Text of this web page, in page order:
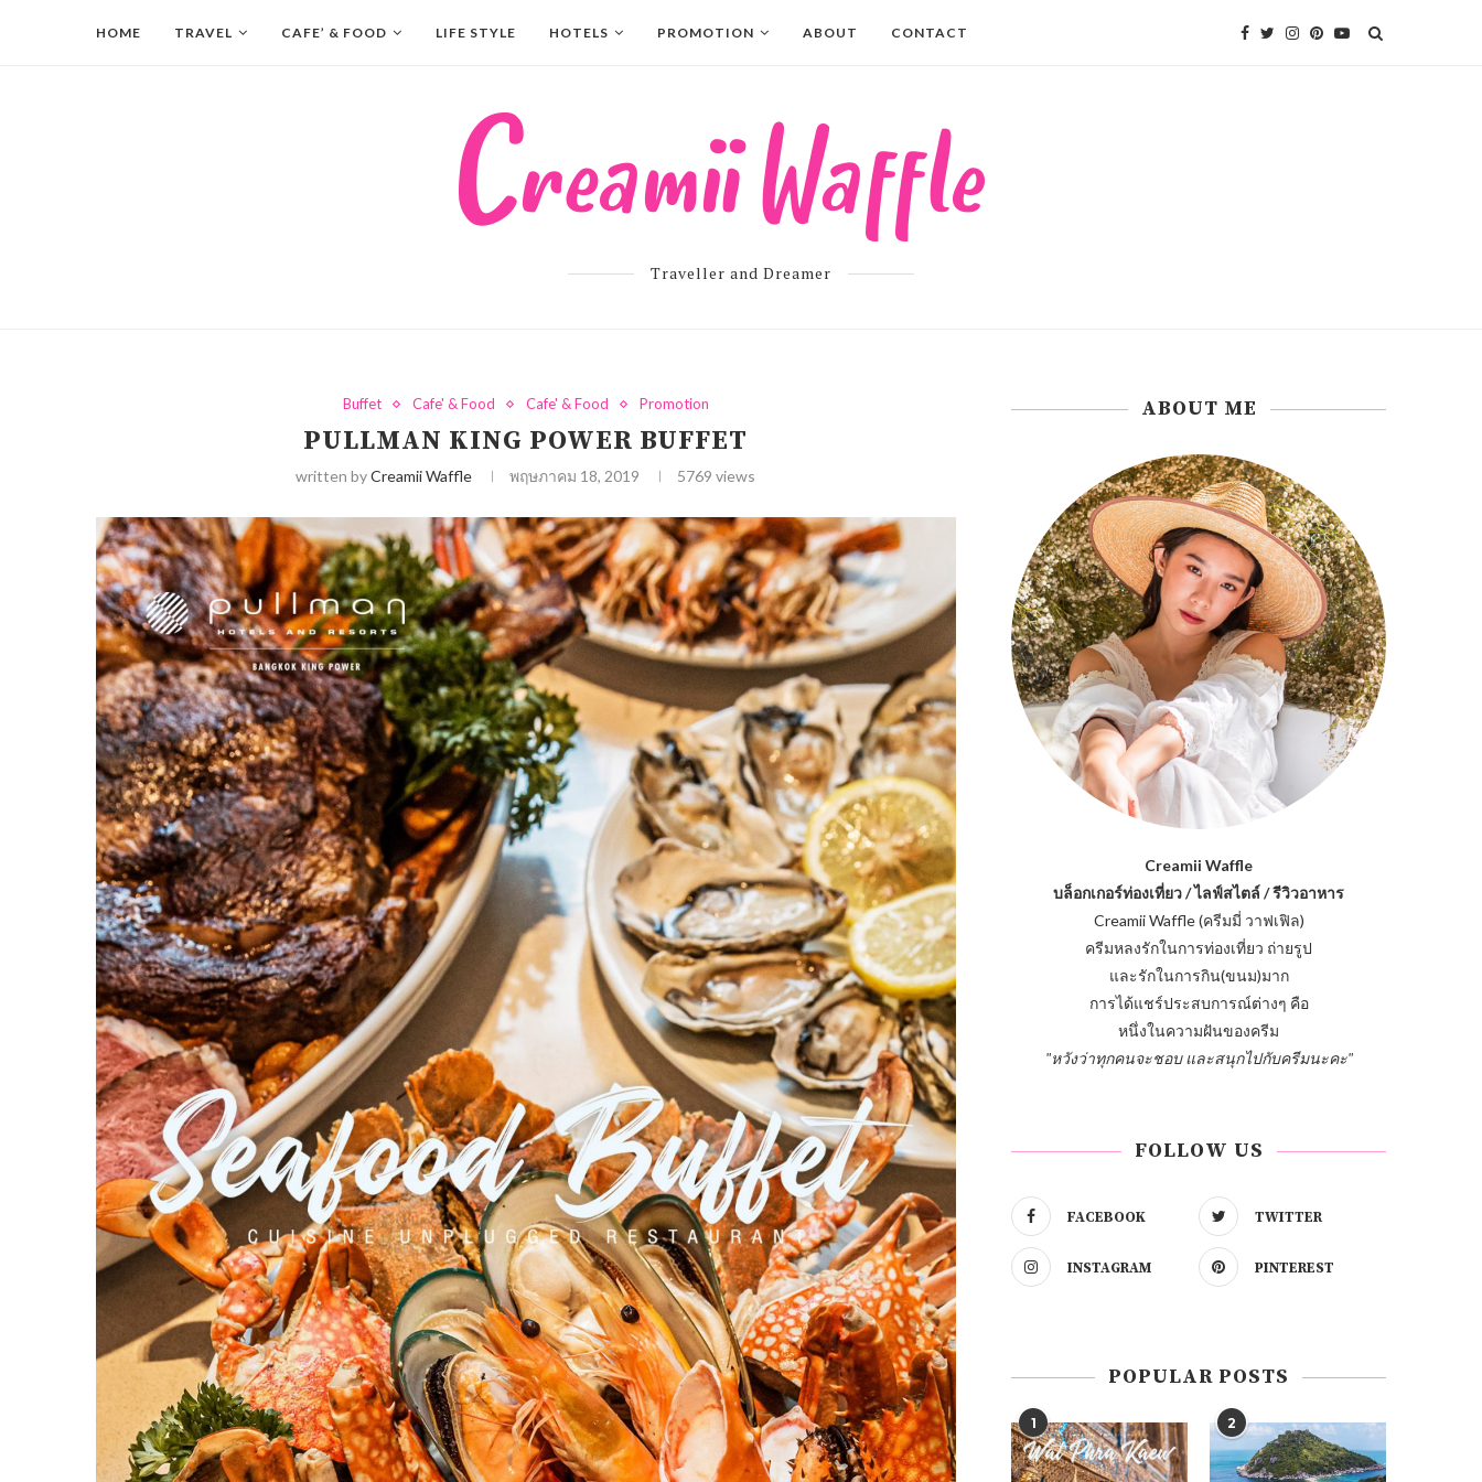
HOME TRAVEL CAFE’ & FOOD LIFE STYLE HOTELS PROMOTION ABOUT CONTACT
Traveller and Dreamer
Buffet Cafe' & Food Cafe' & Food Promotion
PULLMAN KING POWER BUFFET
written byCreamii Waffle พฤษภาคม 18, 2019 5769 views
ABOUT ME
Creamii Waffle
บล็อกเกอร์ท่องเที่ยว / ไลฟ์สไตล์ / รีวิวอาหาร
Creamii Waffle (ครีมมี่ วาฟเฟิล)
ครีมหลงรักในการท่องเที่ยว ถ่ายรูป
และรักในการกิน(ขนม)มาก
การได้แชร์ประสบการณ์ต่างๆ คือ
หนึ่งในความฝันของครีม
"หวังว่าทุกคนจะชอบ และสนุกไปกับครีมนะคะ"
FOLLOW US
FACEBOOK TWITTER
INSTAGRAM PINTEREST
POPULAR POSTS
1 2